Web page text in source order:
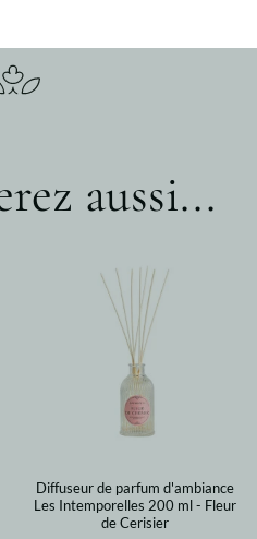
aussi...
Diffuseur de parfum d'ambiance
Les Intemporelles 200 ml - Fleur
de Cerisier